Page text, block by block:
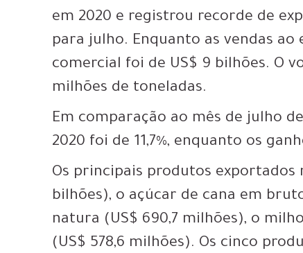
em 2020 e registrou recorde de
para julho. Enquanto as vendas
comercial foi de US$ 9 bilhões. O
milhões de toneladas.
Em comparação ao mês de julho
2020 foi de 11,7%, enquanto os
Os principais produtos exportados
bilhões), o açúcar de cana em
natura (US$ 690,7 milhões), o
(US$ 578,6 milhões). Os cinco